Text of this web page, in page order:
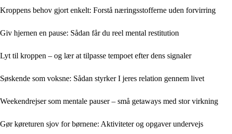
Kroppens behov gjort enkelt: Forstå næringsstofferne uden forvirring
Giv hjernen en pause: Sådan får du reel mental restitution
Lyt til kroppen – og lær at tilpasse tempoet efter dens signaler
Søskende som voksne: Sådan styrker I jeres relation gennem livet
Weekendrejser som mentale pauser – små getaways med stor virkning
Gør køreturen sjov for børnene: Aktiviteter og opgaver undervejs